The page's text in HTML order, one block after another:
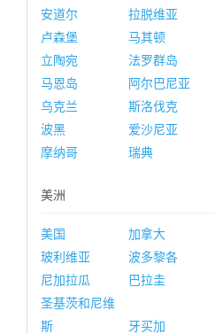
安道尔
拉脱维亚
卢森堡
马其顿
立陶宛
法罗群岛
马恩岛
阿尔巴尼亚
乌克兰
斯洛伐克
波黑
爱沙尼亚
摩纳哥
瑞典
美洲
美国 加拿大
玻利维亚
波多黎各
尼加拉瓜
巴拉圭
圣基茨和尼维
斯
牙买加